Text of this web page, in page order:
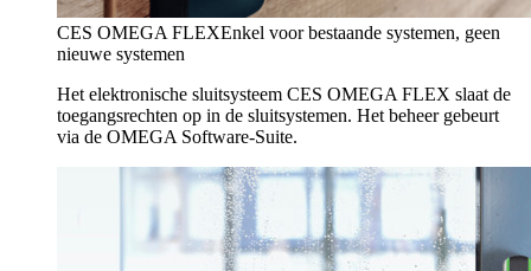
CES OMEGA FLEXEnkel voor bestaande systemen, geen
nieuwe systemen
Het elektronische sluitsysteem CES OMEGA FLEX slaat de
toegangsrechten op in de sluitsystemen. Het beheer gebeurt
via de OMEGA Software-Suite.